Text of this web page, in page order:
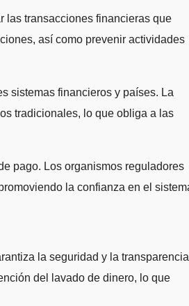
las transacciones financieras que
así como prevenir actividades
sistemas financieros y países. La
tradicionales, lo que obliga a las
pago. Los organismos reguladores
la confianza en el
la seguridad y la transparencia
del lavado de dinero, lo que